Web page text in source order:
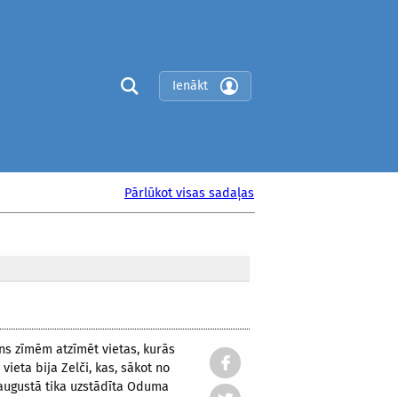
Ienākt
Pārlūkot visas sadaļas
zīmēm atzīmēt vietas, kurās
bija Zelči, kas, sākot no
tika uzstādīta Oduma